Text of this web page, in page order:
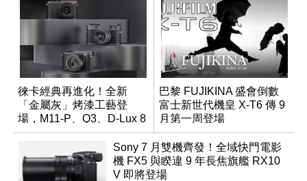
徠卡經典再進化！全新
「金屬灰」烤漆工藝登
場，M11-P、Q3、D-Lux 8
領銜換裝
巴黎 FUJIKINA 盛會倒數
富士新世代機皇 X-T6 傳 9
月第一周登場
Sony 7 月雙機齊發！全域快門電影
機 FX5 與睽違 9 年長焦旗艦 RX10
V 即將登場